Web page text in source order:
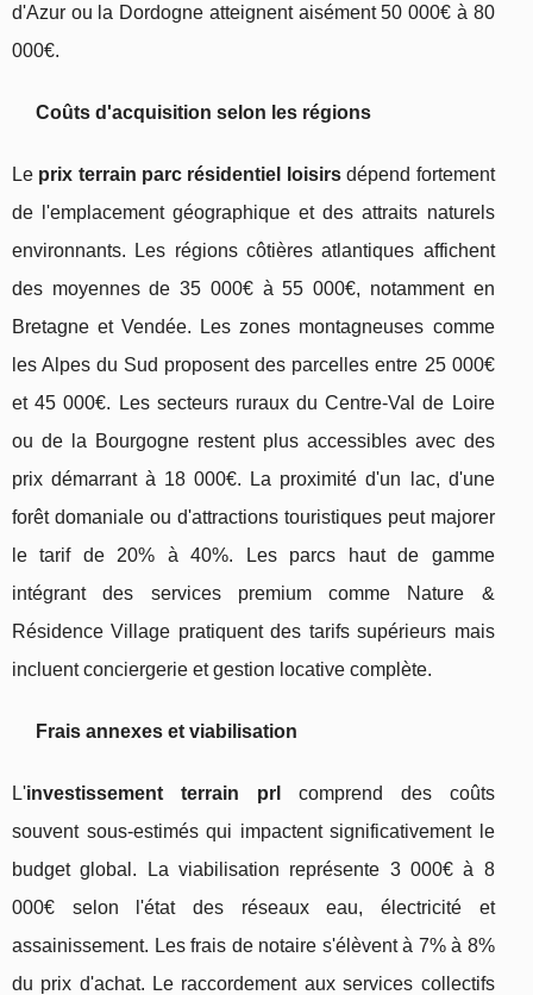
d'Azur ou la Dordogne atteignent aisément 50 000€ à 80
000€.
Coûts d'acquisition selon les régions
Le prix terrain parc résidentiel loisirsdépend fortement
de l'emplacement géographique et des attraits naturels
environnants. Les régions côtières atlantiques affichent
des moyennes de 35 000€ à 55 000€, notamment en
Bretagne et Vendée. Les zones montagneuses comme
les Alpes du Sud proposent des parcelles entre 25 000€
et 45 000€. Les secteurs ruraux du Centre-Val de Loire
ou de la Bourgogne restent plus accessibles avec des
prix démarrant à 18 000€. La proximité d'un lac, d'une
forêt domaniale ou d'attractions touristiques peut majorer
le tarif de 20% à 40%. Les parcs haut de gamme
intégrant des services premium comme Nature &
Résidence Village pratiquent des tarifs supérieurs mais
incluent conciergerie et gestion locative complète.
Frais annexes et viabilisation
L'investissement terrain prl
comprend des coûts
souvent sous-estimés qui impactent significativement le
budget global. La viabilisation représente 3 000€ à 8
000€ selon l'état des réseaux eau, électricité et
assainissement. Les frais de notaire s'élèvent à 7% à 8%
du prix d'achat. Le raccordement aux services collectifs